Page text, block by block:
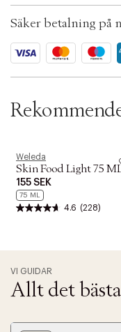
ID: ADDZ24-0008
Säker betalning på
Weleda
Skin Food Light 75
155 SEK
75 ML
4.6 (228)
VI GUIDAR
Allt det